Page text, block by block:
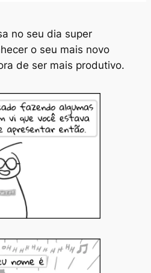
no seu dia super
o seu mais novo
de ser mais produtivo.